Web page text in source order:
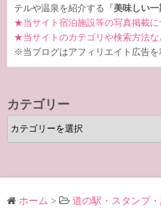
テルや温泉を紹介する『 美味しい一
★当サイト宿泊施設等の写真掲載
★当サイトのカテゴリや検索方法
※当ブログはアフィリエイト広告を
カテゴリー
カ
テ
リ
ー ホーム > 道の駅・スタンプ